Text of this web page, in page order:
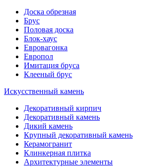
Доска обрезная
Брус
Половая доска
Блок-хаус
Евровагонка
Европол
Имитация бруса
Клееный брус
Искусственный камень
Декоративный кирпич
Декоративный камень
Дикий камень
Крупный декоративный камень
Керамогранит
Клинкерная плитка
Архитектурные элементы